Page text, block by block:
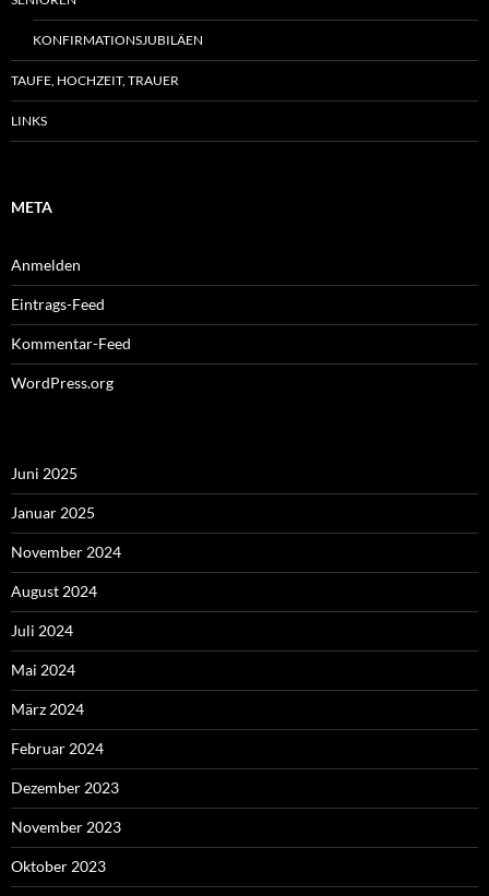
KONFIRMATIONSJUBILÄEN
TAUFE, HOCHZEIT, TRAUER
LINKS
META
Anmelden
Eintrags-Feed
Kommentar-Feed
WordPress.org
Juni 2025
Januar 2025
November 2024
August 2024
Juli 2024
Mai 2024
März 2024
Februar 2024
Dezember 2023
November 2023
Oktober 2023